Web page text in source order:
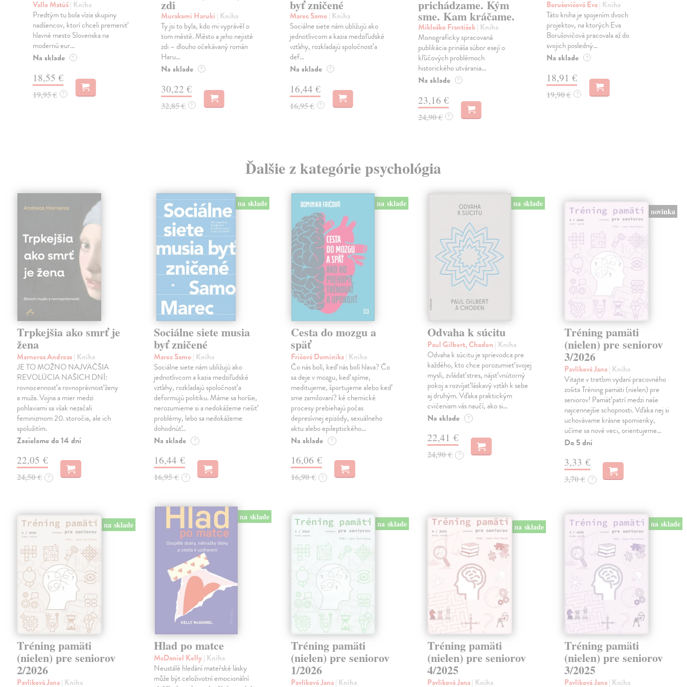
Vallo Matúš| Kniha
Predtým tu bola vízia skupiny
nadšencov, ktorí chceli premeniť
hlavné mesto Slovenska na
modernú eur...
Na sklade ?
18,55 €
19,95 € ?
zdi
Murakami Haruki | Kniha
Ty jsi to byla, kdo mi vyprávěl o
tom městě. Město a jeho nejisté
zdi – dlouho očekávaný román
Haru...
Na sklade ?
30,22 €
32,85 € ?
byť zničené
Marec Samo| Kniha
Sociálne siete nám ubližujú ako
jednotlivcom a kazia medziľudské
vzťahy, rozkladajú spoločnosť a
def...
Na sklade ?
16,44 €
16,95 € ?
prichádzame. Kým
sme. Kam kráčame.
Mikloško František| Kniha
Monograficky spracovaná
publikácia prináša súbor esejí o
kľúčových problémoch
historického utvárania...
Na sklade ?
23,16 €
24,90 € ?
Borušovičová Eva| Kniha
Táto kniha je spojením dvoch
projektov, na ktorých Eva
Borušovičová pracovala až do
svojich posledný...
Na sklade ?
18,91 €
19,90 € ?
Ďalšie z kategórie psychológia
Trpkejšia ako smrť je
žena
Marneros Andreas| Kniha
JE TO MOŽNO NAJVÄČŠIA
REVOLÚCIA NAŠICH DNÍ:
rovnocennosť a rovnoprávnosť ženy
a muža. Vojna a mier medzi
pohlaviami sa však nezačali
feminizmom 20. storočia, ale ich
spolužitím.
Zasielame do 14 dní
22,05 €
24,50 € ?
na sklade
Sociálne siete musia
byť zničené
Marec Samo| Kniha
Sociálne siete nám ubližujú ako
jednotlivcom a kazia medziľudské
vzťahy, rozkladajú spoločnosť a
deformujú politiku. Máme sa horšie,
nerozumieme si a nedokážeme riešiť
problémy, lebo sa nedokážeme
dohodnúť…
Na sklade ?
16,44 €
16,95 € ?
na sklade
Cesta do mozgu a
späť
Fričová Dominika| Kniha
Čo nás bolí, keď nás bolí hlava? Čo
sa deje v mozgu, keď spíme,
meditujeme, športujeme alebo keď
sme zamilovaní? ké chemické
procesy prebiehajú počas
depresívnej epizódy, sexuálneho
aktu alebo epileptického…
Na sklade ?
16,06 €
16,90 € ?
na sklade
Odvaha k súcitu
Paul Gilbert, Choden | Kniha
Odvaha k súcitu je sprievodca pre
každého, kto chce porozumieť svojej
mysli, zvládať stres, nájsť vnútorný
pokoj a rozvíjať láskavý vzťah k sebe
aj druhým. Vďaka praktickým
cvičeniam vás naučí, ako si…
Na sklade ?
22,41 €
24,90 € ?
novinka
Tréning pamäti
(nielen) pre seniorov
3/2026
Pavlíková Jana| Kniha
Vitajte v treťom vydaní pracovného
zošita Tréning pamäti (nielen) pre
seniorov! Pamäť patrí medzi naše
najcennejšie schopnosti. Vďaka nej si
uchovávame krásne spomienky,
učíme sa nové veci, orientujeme…
Do 5 dní
3,33 €
3,70 € ?
na sklade
Tréning pamäti
(nielen) pre seniorov
2/2026
Pavlíková Jana| Kniha
na sklade
Hlad po matce
McDaniel Kelly| Kniha
Neustálé hledání mateřské lásky
může být celoživotní emocionální
na sklade
Tréning pamäti
(nielen) pre seniorov
1/2026
Pavlíková Jana| Kniha
na sklade
Tréning pamäti
(nielen) pre seniorov
4/2025
Pavlíková Jana| Kniha
na sklade
Tréning pamäti
(nielen) pre seniorov
3/2025
Pavlíková Jana| Kniha